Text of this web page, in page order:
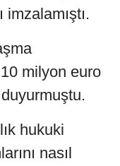
milyon euro
hukuki
nasıl